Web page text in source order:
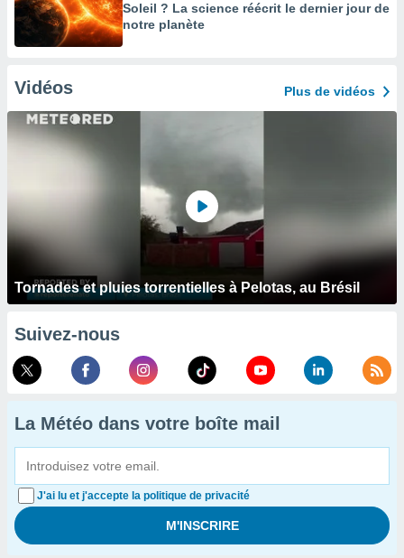
Soleil ? La science réécrit le dernier jour de
notre planète
Vidéos Plus de vidéos
Tornades et pluies torrentielles à Pelotas, au Brésil
Suivez-nous
La Météo dans votre boîte mail
J'ai lu et j'accepte la politique de privacité